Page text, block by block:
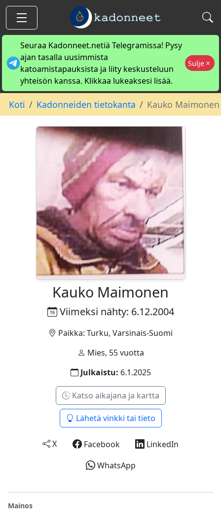
Seuraa Kadonneet.netiä Telegramissa! Pysy
ajan tasalla uusimmista
katoamistapauksista ja liity keskusteluun
yhteisön kanssa. Klikkaa lukeaksesi lisää.
Sulje
Koti Kadonneiden tietokanta Kauko Maimonen
Kauko Maimonen
Viimeksi nähty: 6.12.2004
Paikka: Turku, Varsinais-Suomi
Mies, 55 vuotta
Julkaistu: 6.1.2025
Katso aikajana ja kartta
Lähetä vinkki tai tieto
X Facebook
LinkedIn
WhatsApp
Mainos